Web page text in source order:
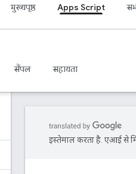
मुख्यपृष्ठ Apps Script
सैंपल सहायता
इस्तेमाल करता है. एआई से